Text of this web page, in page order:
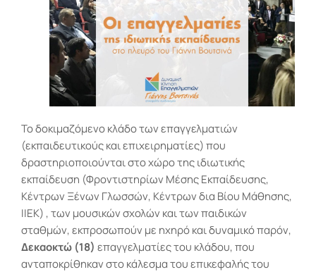
Το δοκιμαζόμενο κλάδο των επαγγελματιών
(εκπαιδευτικούς και επιχειρηματίες) που
δραστηριοποιούνται στο χώρο της ιδιωτικής
εκπαίδευση (Φροντιστηρίων Μέσης Εκπαίδευσης,
Κέντρων Ξένων Γλωσσών, Κέντρων δια Βίου Μάθησης,
ΙΙΕΚ) , των μουσικών σχολών και των παιδικών
σταθμών, εκπροσωπούν με ηχηρό και δυναμικό παρόν,
Δεκαοκτώ (18) επαγγελματίες του κλάδου, που
ανταποκρίθηκαν στο κάλεσμα του επικεφαλής του